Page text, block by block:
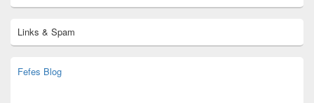
Links & Spam
Fefes Blog